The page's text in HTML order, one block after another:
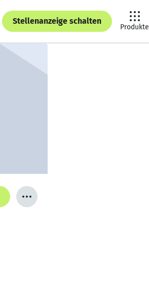
Stellenanzeige schalten
Produkte